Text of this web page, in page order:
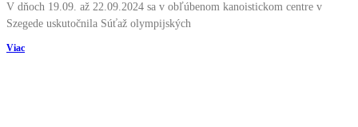
V dňoch 19.09. až 22.09.2024 sa v obľúbenom kanoistickom centre v
Szegede uskutočnila Súťaž olympijských
Viac